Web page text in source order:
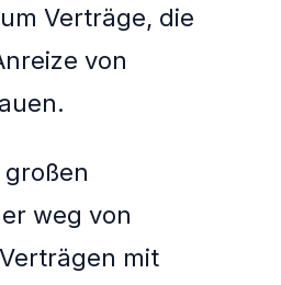
Verträge, die
von
weg von
mit